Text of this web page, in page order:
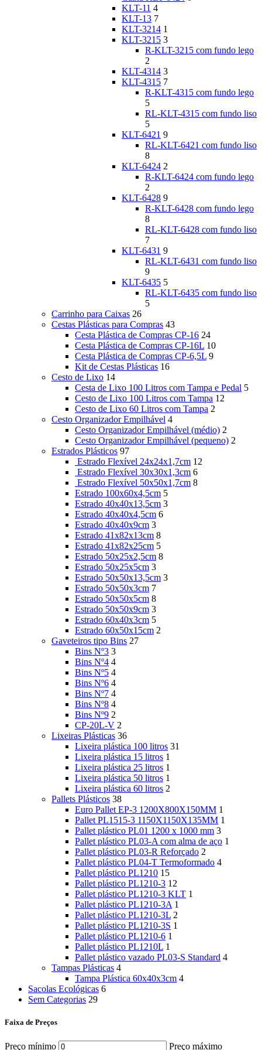
KLT-11 4
KLT-13 7
KLT-3214 1
KLT-3215 3
R-KLT-3215 com fundo lego
2
KLT-4314 3
KLT-4315 7
R-KLT-4315 com fundo lego
5
RL-KLT-4315 com fundo liso
5
KLT-6421 9
RL-KLT-6421 com fundo liso
8
KLT-6424 2
R-KLT-6424 com fundo lego
2
KLT-6428 9
R-KLT-6428 com fundo lego
8
RL-KLT-6428 com fundo liso
7
KLT-6431 9
RL-KLT-6431 com fundo liso
9
KLT-6435 5
RL-KLT-6435 com fundo liso
5
Carrinho para Caixas 26
Cestas Plásticas para Compras 43
Cesta Plástica de Compras CP-16 24
Cesta Plástica de Compras CP-16L 10
Cesta Plástica de Compras CP-6,5L 9
Kit de Cestas Plásticas 16
Cesto de Lixo 14
Cesta de Lixo 100 Litros com Tampa e Pedal 5
Cesto de Lixo 100 Litros com Tampa 12
Cesto de Lixo 60 Litros com Tampa 2
Cesto Organizador Empilhável 4
Cesto Organizador Empilhável (médio) 2
Cesto Organizador Empilhável (pequeno) 2
Estrados Plásticos 97
Estrado Flexível 24x24x1,7cm 12
Estrado Flexível 30x30x1,3cm 6
Estrado Flexível 50x50x1,7cm 8
Estrado 100x60x4,5cm 5
Estrado 40x40x13,5cm 3
Estrado 40x40x4,5cm 6
Estrado 40x40x9cm 3
Estrado 41x82x13cm 8
Estrado 41x82x25cm 5
Estrado 50x25x2,5cm 8
Estrado 50x25x5cm 3
Estrado 50x50x13,5cm 3
Estrado 50x50x3cm 7
Estrado 50x50x5cm 8
Estrado 50x50x9cm 3
Estrado 60x40x3cm 5
Estrado 60x50x15cm 2
Gaveteiros tipo Bins 27
Bins Nº3 3
Bins Nº4 4
Bins Nº5 4
Bins Nº6 4
Bins Nº7 4
Bins Nº8 4
Bins Nº9 2
CP-20L-V 2
Lixeiras Plásticas 36
Lixeira plástica 100 litros 31
Lixeira plástica 15 litros 1
Lixeira plástica 25 litros 1
Lixeira plástica 50 litros 1
Lixeira plástica 60 litros 2
Pallets Plásticos 38
Euro Pallet EP-3 1200X800X150MM 1
Pallet PL1515-3 1150X1150X135MM 1
Pallet plástico PL01 1200 x 1000 mm 3
Pallet plástico PL03-A com alma de aço 1
Pallet plástico PL03-R Reforçado 2
Pallet plástico PL04-T Termoformado 4
Pallet plástico PL1210 15
Pallet plástico PL1210-3 12
Pallet plástico PL1210-3 KLT 1
Pallet plástico PL1210-3A 1
Pallet plástico PL1210-3L 2
Pallet plástico PL1210-3S 1
Pallet plástico PL1210-6 1
Pallet plástico PL1210L 1
Pallet plástico vazado PL03-S Standard 4
Tampas Plásticas 4
Tampa Plástica 60x40x3cm 4
Sacolas Ecológicas 6
Sem Categorias 29
Faixa de Preços
Preço mínimo Preço máximo